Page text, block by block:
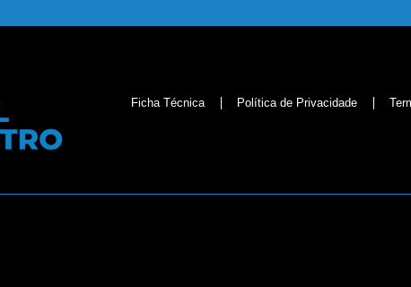
Ficha Técnica Política de Privacidade